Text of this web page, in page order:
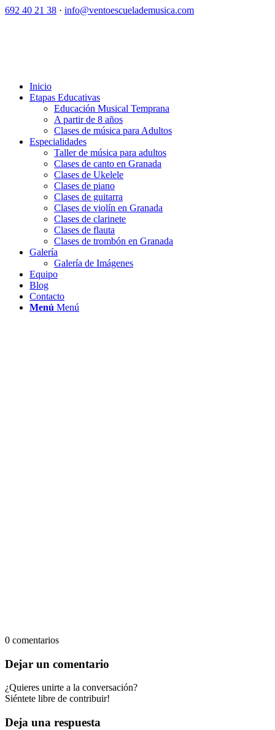
692 40 21 38 · info@ventoescuelademusica.com
Inicio
Etapas Educativas
Educación Musical Temprana
A partir de 8 años
Clases de música para Adultos
Especialidades
Taller de música para adultos
Clases de canto en Granada
Clases de Ukelele
Clases de piano
Clases de guitarra
Clases de violín en Granada
Clases de clarinete
Clases de flauta
Clases de trombón en Granada
Galería
Galería de Imágenes
Equipo
Blog
Contacto
Menú Menú
0 comentarios
Dejar un comentario
¿Quieres unirte a la conversación?
Siéntete libre de contribuir!
Deja una respuesta